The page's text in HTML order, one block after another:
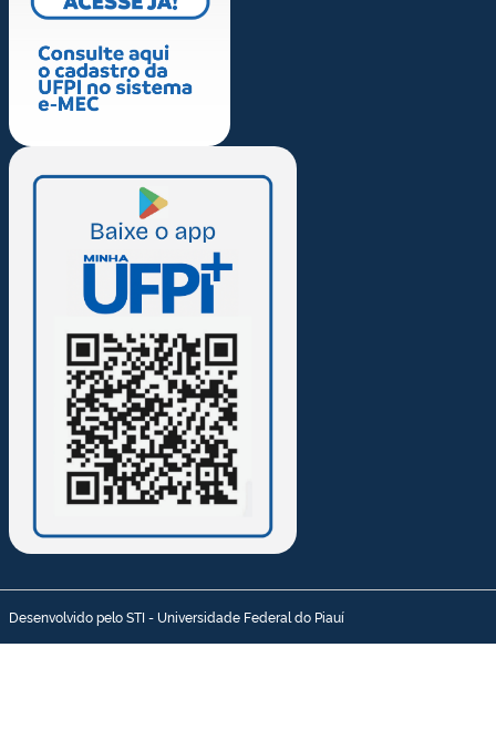
Desenvolvido pelo STI - Universidade Federal do Piauí